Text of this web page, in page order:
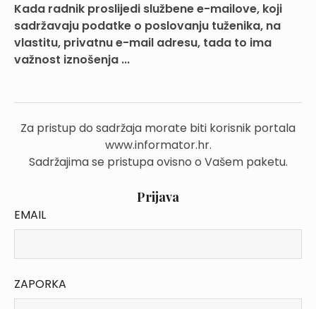
Kada radnik proslijedi službene e-mailove, koji
sadržavaju podatke o poslovanju tuženika, na
vlastitu, privatnu e-mail adresu, tada to ima
važnost iznošenja ...
Za pristup do sadržaja morate biti korisnik portala
www.informator.hr.
Sadržajima se pristupa ovisno o Vašem paketu.
Prijava
EMAIL
ZAPORKA